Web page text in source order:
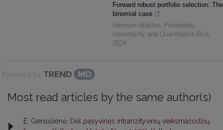
Forward robust portfolio selection: The
binomial case
Harrison Waldon, Probability,
Uncertainty and Quantitative Risk,
2024
Powered by
Most read articles by the same author(s)
E. Geniušienė, Dėl pasyvinės intranzityvinių veiksmažodžių